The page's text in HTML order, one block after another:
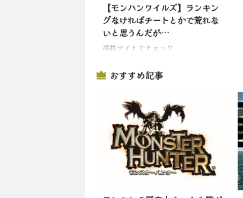
【モンハンワイルズ】ランキン
グなければチートとかで荒れな
いと思うんだが…
掲載サイトでチェック
おすすめ記事